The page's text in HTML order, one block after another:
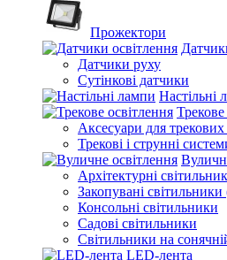
Прожектори
Датчики руху
Сутінкові датчики
Настільні
Трекове
Аксесуари для трекових
Трекові і струнні
Архітектурні
Закопувані світильники
Консольні світильники
Садові світильники
Світильники на
LED-лента